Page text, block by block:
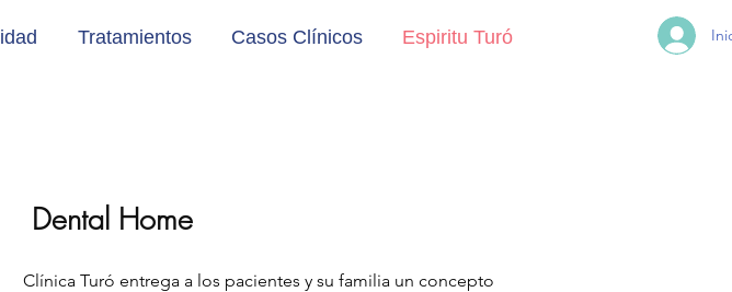
Tratamientos Casos Clínicos Espiritu Turó
Dental Home
Clínica Turó entrega a los pacientes y su familia un concepto